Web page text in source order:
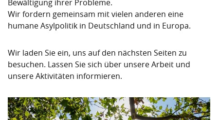
Bewältigung ihrer Probleme.
Wir fordern gemeinsam mit vielen anderen eine
humane Asylpolitik in Deutschland und in Europa.
Wir laden Sie ein, uns auf den nächsten Seiten zu
besuchen. Lassen Sie sich über unsere Arbeit und
unsere Aktivitäten informieren.